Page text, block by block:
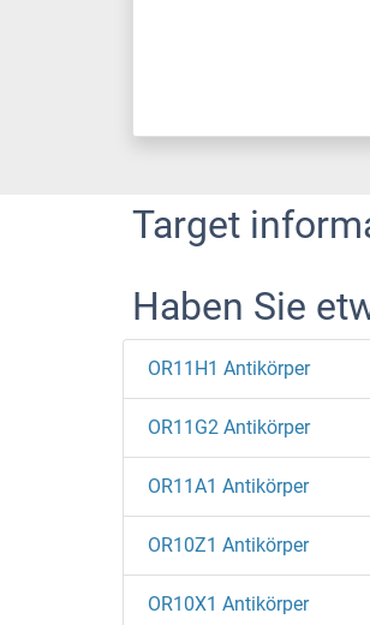
Target
Haben Sie
OR11H1 Antikörper
OR11G2 Antikörper
OR11A1 Antikörper
OR10Z1 Antikörper
OR10X1 Antikörper